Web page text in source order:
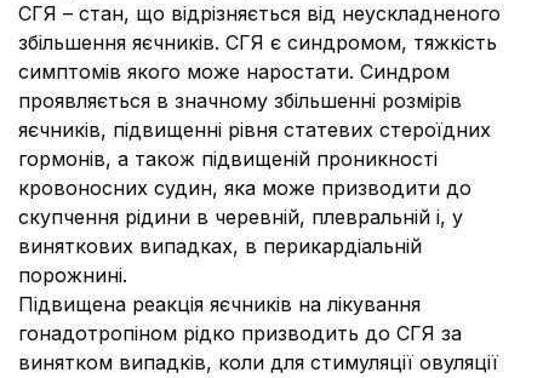
СГЯ – стан, що відрізняється від неускладненого
збільшення яєчників. СГЯ є синдромом, тяжкість
симптомів якого може наростати. Синдром
проявляється в значному збільшенні розмірів
яєчників, підвищенні рівня статевих стероїдних
гормонів, а також підвищеній проникності
кровоносних судин, яка може призводити до
скупчення рідини в черевній, плевральній і, у
виняткових випадках, в перикардіальній
порожнині.
Підвищена реакція яєчників на лікування
гонадотропіном рідко призводить до СГЯ за
винятком випадків, коли для стимуляції овуляції